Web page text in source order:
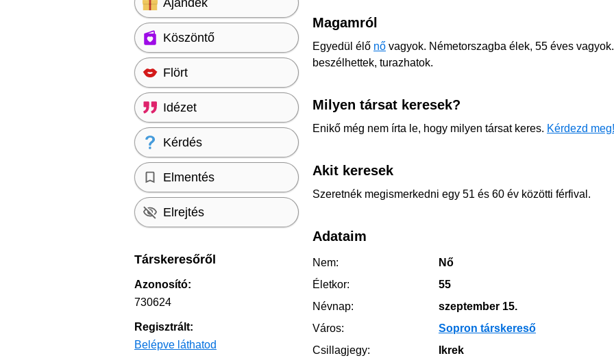
Magamról
Egyedül élő nő vagyok. Németorszagba élek, 55 éves
beszélhettek, turazhatok.
Milyen társat keresek?
Enikő még nem írta le, hogy milyen társat keres. Kérdezd meg!
Akit keresek
Szeretnék megismerkedni egy 51 és 60 év közötti férfival.
Adataim
Nem:
Nő
Életkor:
55
Névnap:
szeptember 15.
Város:
Sopron társkereső
Csillagjegy:
Ikrek
Ajándék
Köszöntő
Flört
Idézet
Kérdés
Elmentés
Elrejtés
Társkeresőről
Azonosító:
730624
Regisztrált:
Belépve láthatod